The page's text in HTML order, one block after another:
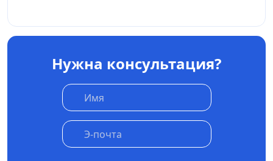
Нужна консультация?